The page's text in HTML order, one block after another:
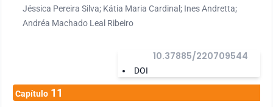
Jéssica Pereira Silva; Kátia Maria Cardinal; Ines Andretta;
Andréa Machado Leal Ribeiro
DOI
10.37885/220709544
Capítulo 11